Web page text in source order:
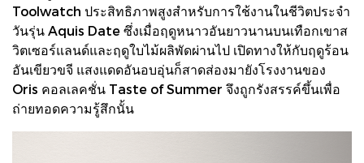
Toolwatch ประสิทธิภาพสูงสำหรับการใช้งานในชีวิตประจำ
วันรุ่น Aquis Date ซึ่งเมื่อฤดูหนาวอันยาวนานบนเทือกเขาส
วิตเซอร์แลนด์และฤดูใบไม้ผลิพัดผ่านไป เปิดทางให้กับฤดูร้อน
อันเขียวขจี แสงแดดอันอบอุ่นก็สาดส่องมายังโรงงานของ
Oris คอลเลคชั่น Taste of Summer จึงถูกรังสรรค์ขึ้นเพื่อ
ถ่ายทอดความรู้สึกนั้น